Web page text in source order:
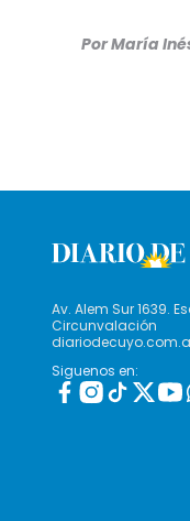
PorMaría
Av. Alem Sur 1639.
Circunvalación
Siguenos en: